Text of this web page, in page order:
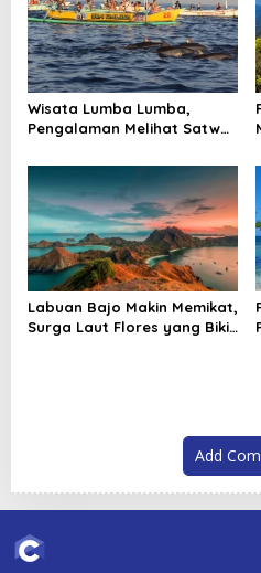
Wisata Lumba Lumba,
Pengalaman Melihat Satwa
Terasa Berbeda
Labuan Bajo Makin Memikat,
Surga Laut Flores yang Bikin
Add